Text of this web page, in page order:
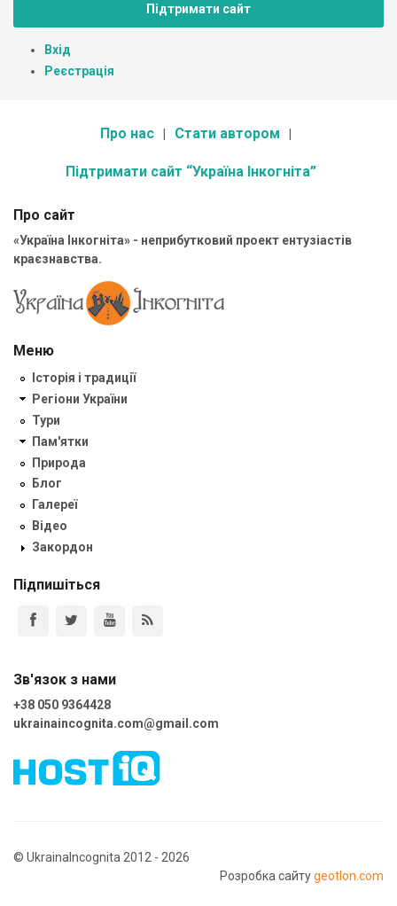
Підтримати сайт
Вхід
Реєстрація
Про нас Стати автором
Підтримати сайт “Україна Інкогніта”
Про сайт
«Україна Інкогніта» - неприбутковий проект ентузіастів
краєзнавства.
Меню
Історія і традиції
Регіони України
Тури
Пам'ятки
Природа
Блог
Галереї
Відео
Закордон
Підпишіться
Зв'язок з нами
+38 050 9364428
ukrainaincognita.com@gmail.com
© UkrainaIncognita 2012 - 2026
Розробка сайтуgeotlon.com